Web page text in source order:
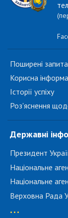
Поширені
Корисна
Історії успіху
Роз'яснення
Державні
Президент
Національне
Національне
Верховна Рада
...